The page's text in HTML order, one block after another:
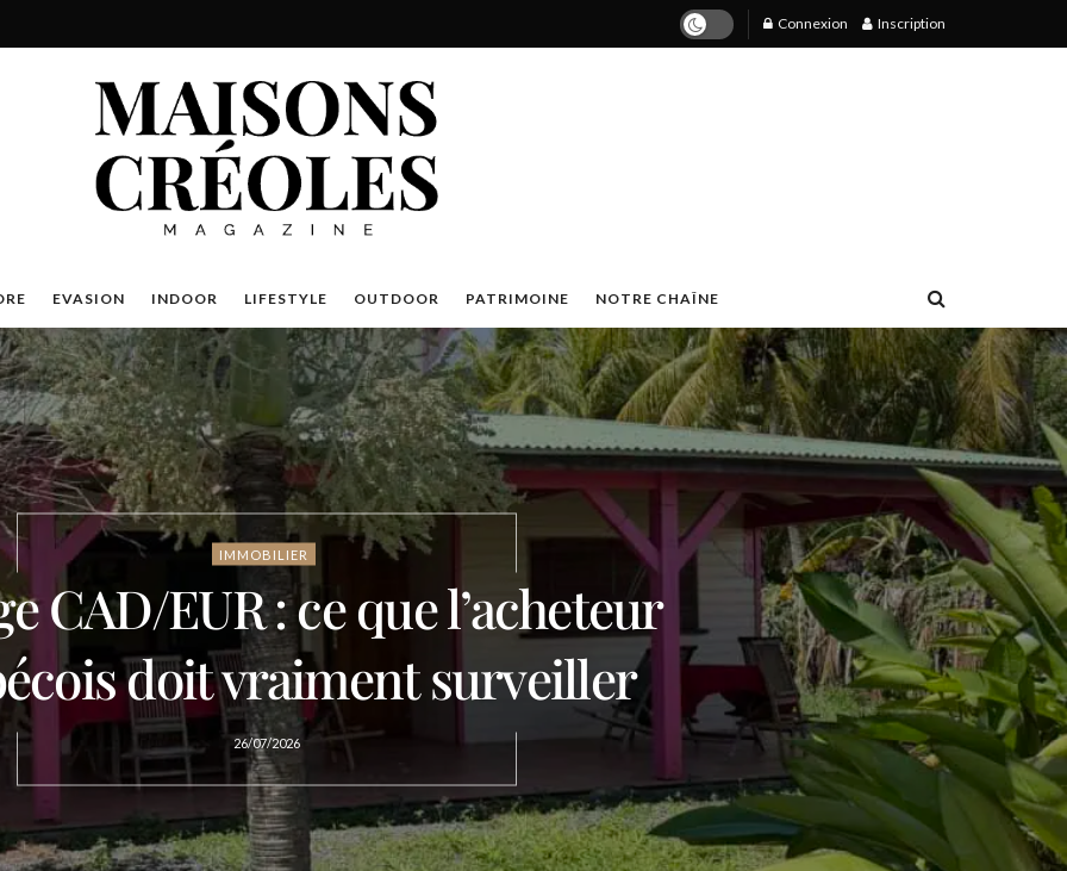
Connexion Inscription
Magazine Maisons Créoles
EVASION INDOOR LIFESTYLE OUTDOOR PATRIMOINE NOTRE CHAÎNE
IMMOBILIER
immobilier Québec 2026 :
investir en Guadeloupe
22/07/2026